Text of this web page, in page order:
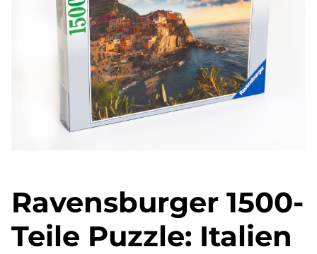
Kontakt
Ravensburger 1500-
Teile Puzzle: Italien